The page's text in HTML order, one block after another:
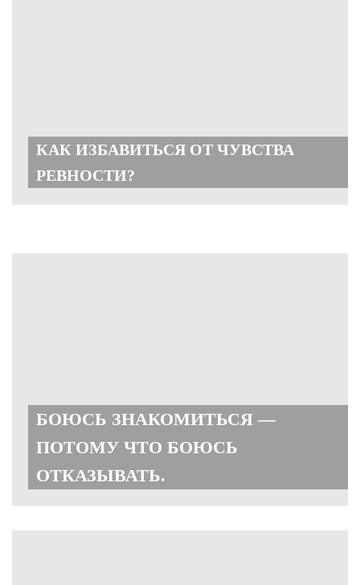
КАК ИЗБАВИТЬСЯ ОТ ЧУВСТВА
РЕВНОСТИ?
БОЮСЬ ЗНАКОМИТЬСЯ —
ПОТОМУ ЧТО БОЮСЬ
ОТКАЗЫВАТЬ.